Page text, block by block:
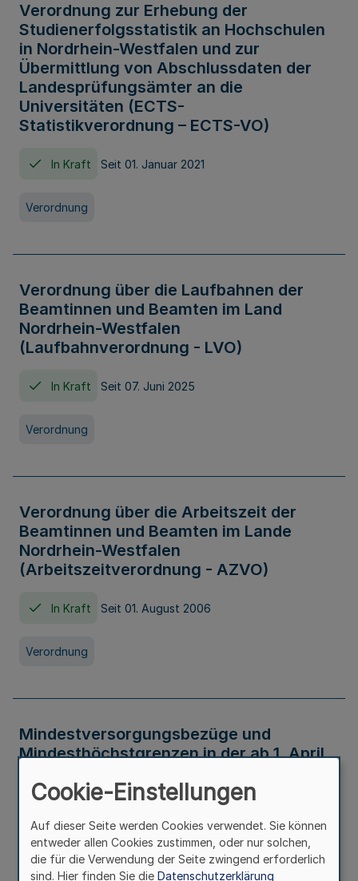
Verordnung zur Erhebung der
Studienerfolgsstatistik an Hochschulen
in Nordrhein-Westfalen und zur
Übermittlung von Abschlussdaten der
Landesprüfungsämter an die
Universitäten (ECTS-
Statistikverordnung – ECTS-VO)
In Kraft Seit 01. Januar 2021
Verordnung
Verordnung über die Laufbahnen der
Beamtinnen und Beamten im Land
Nordrhein-Westfalen
(Laufbahnverordnung - LVO)
In Kraft Seit 07. Juni 2025
Verordnung
Verordnung über die Arbeitszeit der
Beamtinnen und Beamten im Lande
Nordrhein-Westfalen
(Arbeitszeitverordnung - AZVO)
In Kraft Seit 01. August 2006
Verordnung
Mindestversorgungsbezüge und
Mindesthöchstgrenzen in der ab 1. April
Verwaltungsvorschrift
Cookie-Einstellungen
Auf dieser Seite werden Cookies verwendet. Sie können
entweder allen Cookies zustimmen, oder nur solchen,
die für die Verwendung der Seite zwingend erforderlich
sind. Hier finden Sie die Datenschutzerklärung